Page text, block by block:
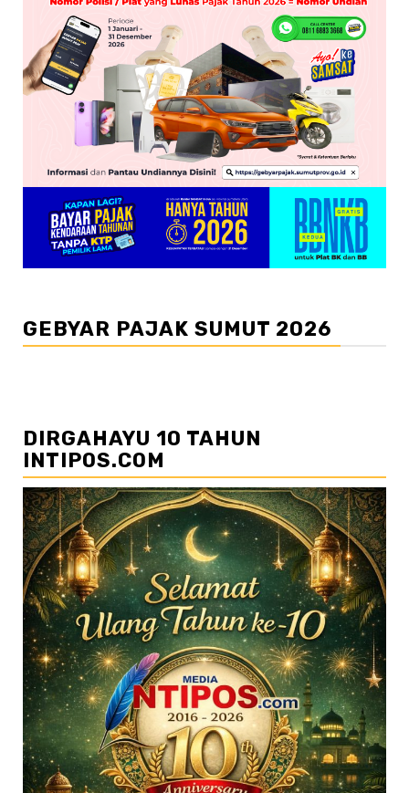
GEBYAR PAJAK SUMUT 2026
DIRGAHAYU 10 TAHUN
INTIPOS.COM